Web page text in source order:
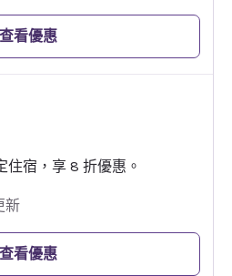
查看優惠
住宿，享 8 折優惠。
新
查看優惠